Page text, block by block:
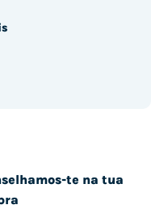
te na tua